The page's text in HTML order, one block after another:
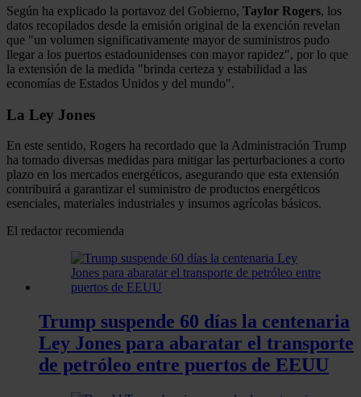
Según ha explicado la portavoz del Gobierno, Taylor Rogers, los
datos recopilados desde la emisión original de la exención revelan
que "un volumen significativamente mayor de suministros pudo
llegar a los puertos estadounidenses con mayor rapidez", por lo que
la extensión de la medida "brinda certeza y estabilidad a las
economías de Estados Unidos y del mundo".
La Ley Jones
En este sentido, Rogers ha recordado que la Administración Trump
ha tomado diversas medidas para mitigar las perturbaciones a corto
plazo en los mercados energéticos, asegurando que esta extensión
contribuirá a garantizar el suministro de productos energéticos
esenciales, materiales industriales y insumos agrícolas básicos.
El redactor recomienda
Trump suspende 60 días la centenaria
Ley Jones para abaratar el transporte
de petróleo entre puertos de EEUU